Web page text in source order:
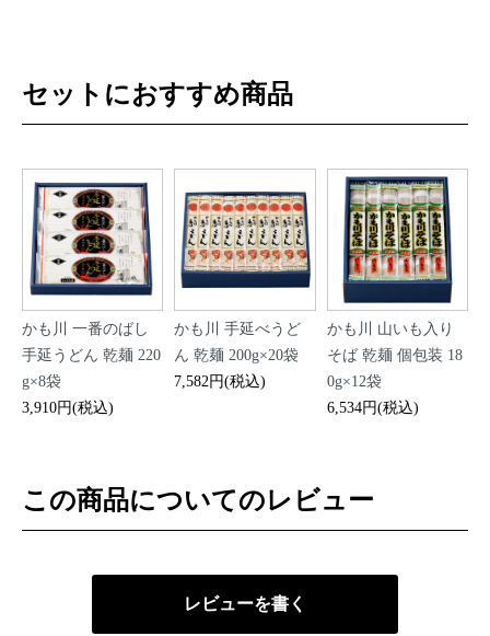
セットにおすすめ商品
かも川 一番のばし
手延うどん 乾麺 220
g×8袋
3,910円(税込)
かも川 手延べうど
ん 乾麺 200g×20袋
7,582円(税込)
かも川 山いも入り
そば 乾麺 個包装 18
0g×12袋
6,534円(税込)
この商品についてのレビュー
レビューを書く